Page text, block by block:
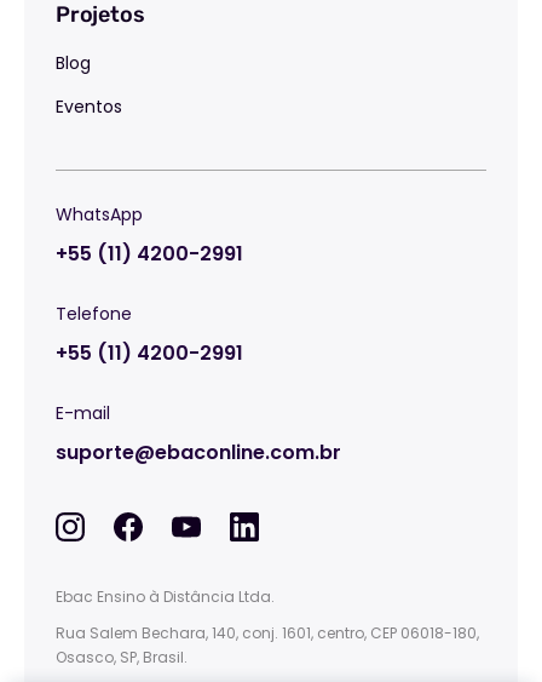
Projetos
Blog
Eventos
WhatsApp
+55 (11) 4200-2991
Telefone
+55 (11) 4200-2991
E-mail
suporte@ebaconline.com.br
Ebac Ensino à Distância Ltda.
Rua Salem Bechara, 140, conj. 1601, centro, CEP 06018-180,
Osasco, SP, Brasil.